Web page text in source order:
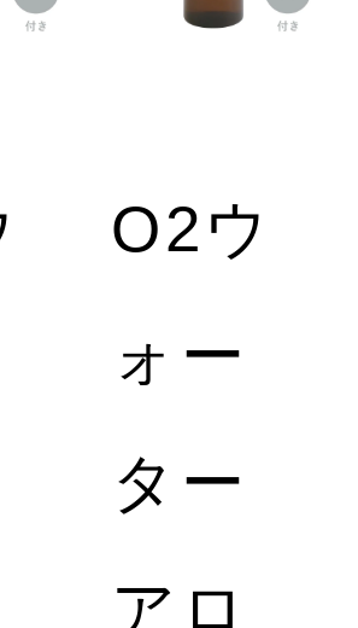
O2ウ
ォー
ター
アロ